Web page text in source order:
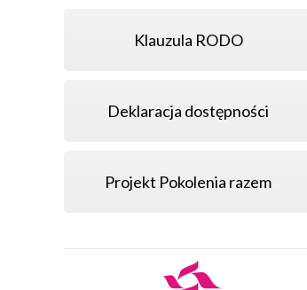
Klauzula RODO
Deklaracja dostępności
Projekt Pokolenia razem